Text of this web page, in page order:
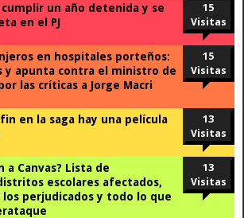
un año detenida y se
en el PJ
15
Visitas
en hospitales porteños:
y apunta contra el ministro de
las críticas a Jorge Macri
15
Visitas
en la saga hay una película
13
Visitas
a Canvas? Lista de
escolares afectados,
los perjudicados y todo lo que
13
Visitas